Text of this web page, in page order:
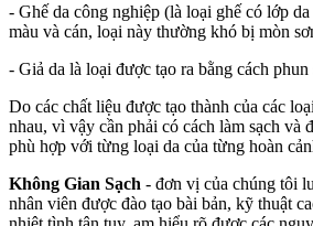
- Ghế da công nghiệp (là loại ghế có lớp
màu và cán, loại này thường khó bị mòn
- Giả da là loại được tạo ra bằng cách
Do các chất liệu được tạo thành của các
nhau, vì vậy cần phải có cách làm sạch và
phù hợp với từng loại da của từng hoàn
Không Gian Sạch - đơn vị của chúng tôi
nhân viên được đào tạo bài bản, kỹ thuật